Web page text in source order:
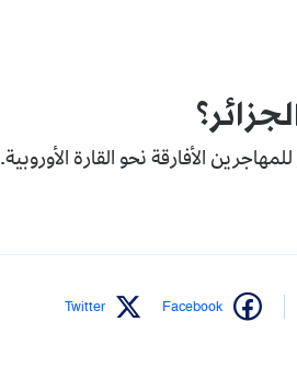
الأفارقة نحو القارة الأوروبية.
Facebook
Twitter